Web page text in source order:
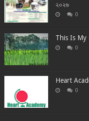
২০২৬
0
This Is My
0
Heart
0